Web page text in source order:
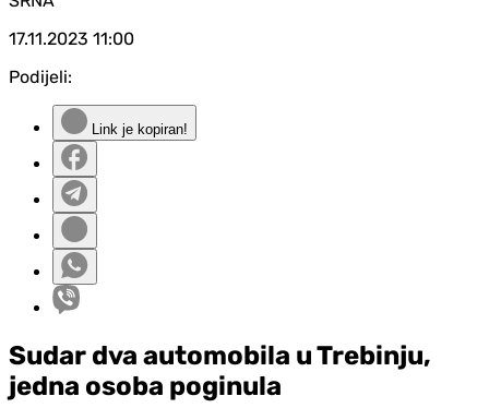
17.11.2023 11:00
Podijeli:
Link je kopiran!
Sudar dva automobila u Trebinju,
jedna osoba poginula